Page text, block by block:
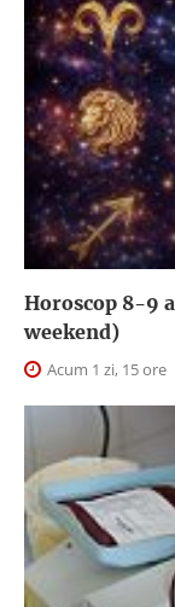
Horoscop 8-9
weekend)
Acum 1 zi, 15 ore